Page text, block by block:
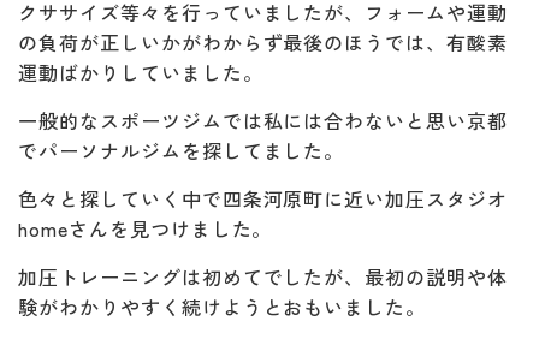
クササイズ等々を行っていましたが、フォームや運動
の負荷が正しいかがわからず最後のほうでは、有酸素
運動ばかりしていました。
一般的なスポーツジムでは私には合わないと思い京都
でパーソナルジムを探してました。
色々と探していく中で四条河原町に近い加圧スタジオ
homeさんを見つけました。
加圧トレーニングは初めてでしたが、最初の説明や体
験がわかりやすく続けようとおもいました。